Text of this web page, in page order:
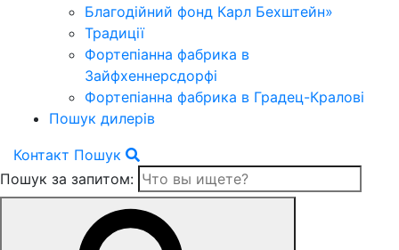
Благодійний фонд Карл Бехштейн»
Традиції
Фортепіанна фабрика в
Зайфхеннерсдорфi
Фортепіанна фабрика в Градец-Краловi
Пошук дилерів
Контакт Пошук
Пошук за запитом: